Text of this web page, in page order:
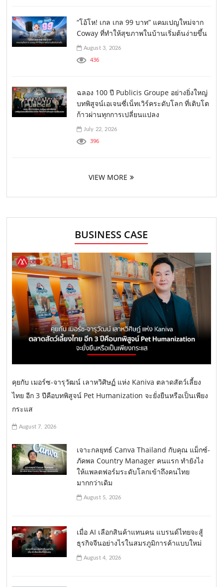
“โอ้โห! เกล เกล 99 บาท” แคมเปญใหม่จาก
Coway ที่ทำให้สุขภาพในบ้านเริ่มต้นง่ายขึ้น
August 3, 2026
436
ฉลอง 100 ปี Publicis Groupe อย่างยิ่งใหญ่
บทพิสูจน์เอเจนซี่เน็ทเวิร์คระดับโลก ที่เติบโต
ก้าวผ่านทุกการเปลี่ยนแปลง
July 22, 2026
396
VIEW MORE
BUSINESS CASE
คุยกับ เมอร์ซ-จารุวัฒน์ เลาหวิศิษฏ์ แห่ง Kaniva ตลาดสัตว์เลี้ยง
ไทย อีก 3 ปีคือบทพิสูจน์ Pet Humanization จะยั่งยืนหรือเป็นเพียง
กระแส
August 7, 2026
เจาะกลยุทธ์ Canva Thailand กับคุณ แม็กซ์-
ภัคพล Country Manager คนแรก ทำยังไง
ให้แพลตฟอร์มระดับโลกเข้าถึงคนไทย
มากกว่าเดิม
August 5, 2026
เมื่อ AI เลือกสินค้าแทนคน แบรนด์ไทยจะสู้
ธุรกิจจีนอย่างไรในสมรภูมิการค้าแบบใหม่
August 4, 2026